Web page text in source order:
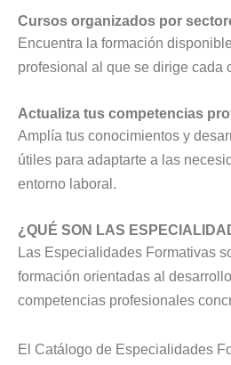
Cursos organizados por
Encuentra la formación
profesional al que se dirige cada
Actualiza tus competencias
Amplía tus conocimientos y
útiles para adaptarte a las
entorno laboral.
¿QUÉ SON LAS
Las Especialidades Formativas
formación orientadas al
competencias profesionales
El Catálogo de Especialidades